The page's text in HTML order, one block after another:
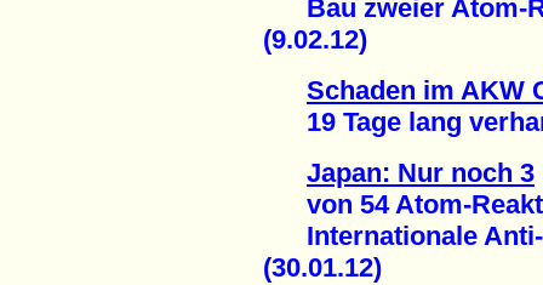
Bau zweier Atom-
(9.02.12)
Schaden im AKW
19 Tage lang
Japan: Nur noch 3
von 54 Atom-
Internationale Anti-
(30.01.12)